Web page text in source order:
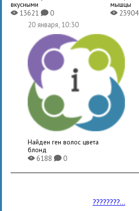
вкусными
X13621K0
мышцы
X23904
20 января, 10:30
Найден ген волос цвета
блонд
X6188K0
????????...